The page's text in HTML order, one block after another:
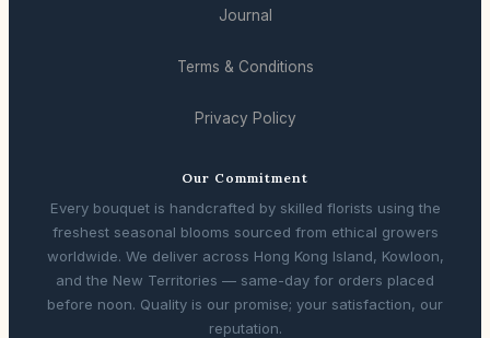
Journal
Terms & Conditions
Privacy Policy
Our Commitment
Every bouquet is handcrafted by skilled florists using the
freshest seasonal blooms sourced from ethical growers
worldwide. We deliver across Hong Kong Island, Kowloon,
and the New Territories — same-day for orders placed
before noon. Quality is our promise; your satisfaction, our
reputation.